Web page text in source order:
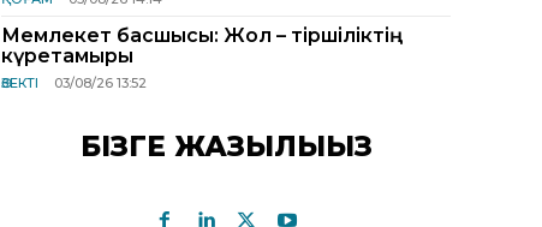
Мемлекет басшысы: Жол – тіршіліктің
күретамыры
ӨЗЕКТІ 03/08/26 13:52
БІЗГЕ ЖАЗЫЛЫҢЫЗ